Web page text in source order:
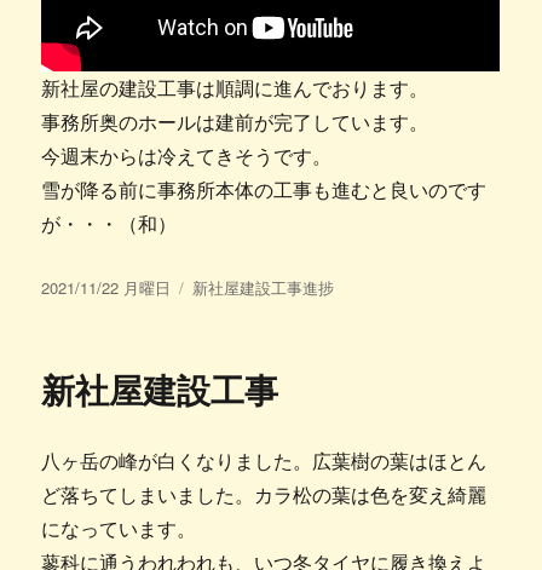
新社屋の建設工事は順調に進んでおります。
事務所奥のホールは建前が完了しています。
今週末からは冷えてきそうです。
雪が降る前に事務所本体の工事も進むと良いのです
が・・・（和）
投
2021/11/22 月曜日
カ
ー
新社屋建設工事進捗
新社屋建設工事
八ヶ岳の峰が白くなりました。広葉樹の葉はほとん
ど落ちてしまいました。カラ松の葉は色を変え綺麗
になっています。
蓼科に通うわれわれも、いつ冬タイヤに履き換えよ